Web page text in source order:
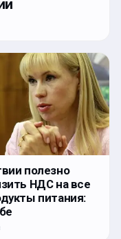
полезно
НДС на все
питания: